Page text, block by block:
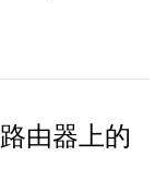
路由器上的